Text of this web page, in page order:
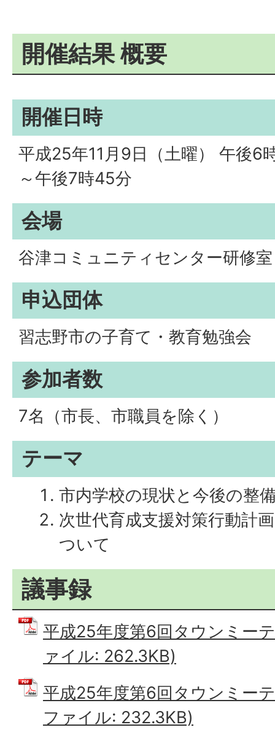
開催結果 概要
開催日時
平成25年11月9日（土曜） 午後6
～午後7時45分
会場
谷津コミュニティセンター研修室
申込団体
習志野市の子育て・教育勉強会
参加者数
7名（市長、市職員を除く）
テーマ
市内学校の現状と今後の整
次世代育成支援対策行動計
ついて
議事録
平成25年度第6回タウンミー
ァイル: 262.3KB)
平成25年度第6回タウンミー
ファイル: 232.3KB)